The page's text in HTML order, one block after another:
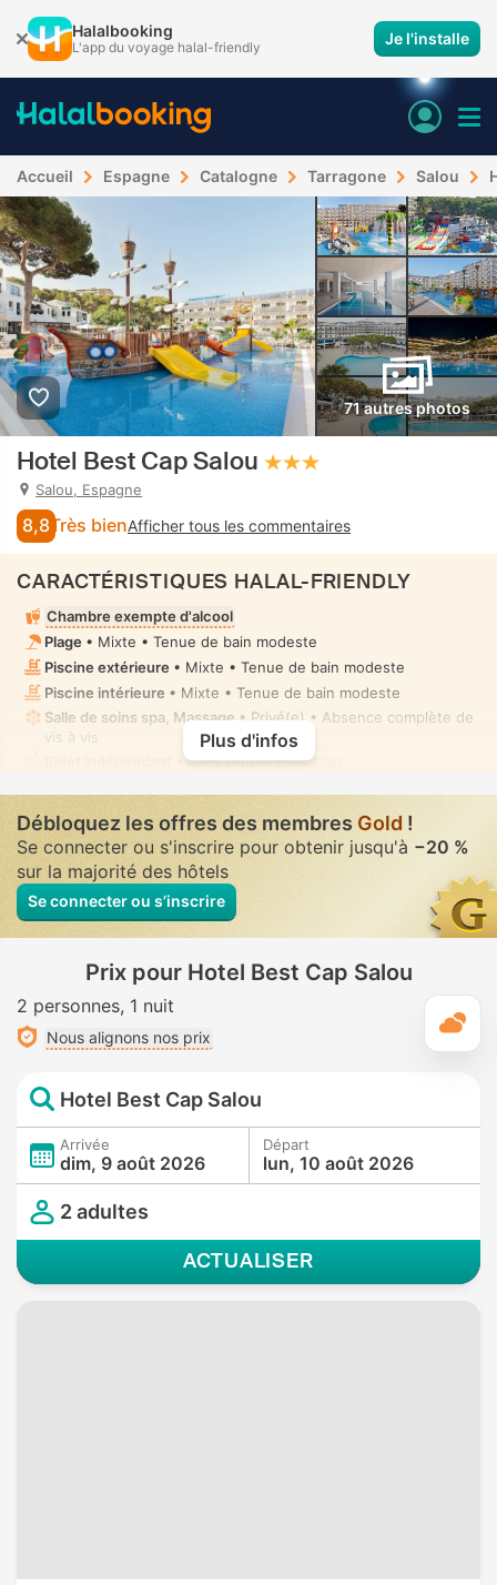
Halalbooking
L'app du voyage halal-friendly Je l'installe
Accueil Espagne Catalogne Tarragone Salou
71 autres photos
Hotel Best Cap Salou
Salou, Espagne
8,8 Très bienAfficher tous les commentaires
CARACTÉRISTIQUES HALAL-FRIENDLY
Chambre exempte d'alcool
Plage • Mixte • Tenue de bain modeste
Piscine extérieure • Mixte • Tenue de bain modeste
Piscine intérieure • Mixte • Tenue de bain modeste
Salle de soins spa, Massage• Privé(e) • Absence complète de
vis à vis
• Dans toutes chambres
proximité
Plus d'infos
Débloquez les offres des membres Gold !
Se connecter ou s'inscrire pour obtenir jusqu'à −20 %
sur la majorité des hôtels
Se connecter ou s’inscrire
Prix pour Hotel Best Cap Salou
2 personnes 1 nuit
Nous alignons nos prix
Hotel Best Cap Salou
Arrivée
dim, 9 août 2026
Départ
lun, 10 août 2026
2 adultes
ACTUALISER